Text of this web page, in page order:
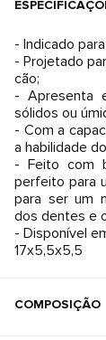
- Indicado
- Projetado
cão;
- Apresenta
sólidos ou
- Com a
a habilidade
- Feito com
perfeito para
para ser um
dos dentes e
- Disponível
17x5,5x5,5
COMPOSIÇÃO